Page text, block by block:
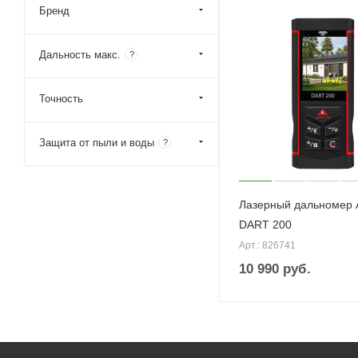
Лазерный дальномер
DART 200
Арт.: 826741
10 990 руб.
Бренд
Дальность макс. ?
Точность
Защита от пыли и воды ?